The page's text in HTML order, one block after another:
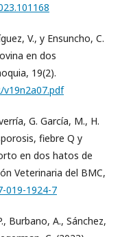
V., y Ensuncho, C.
en dos
19(2).
G. García, M., H.
fiebre Q y
en dos hatos de
Veterinaria del BMC,
019-1924-7
Burbano, A., Sánchez,